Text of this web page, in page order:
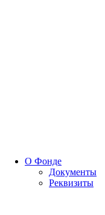
О Фонде
Документы
Реквизиты